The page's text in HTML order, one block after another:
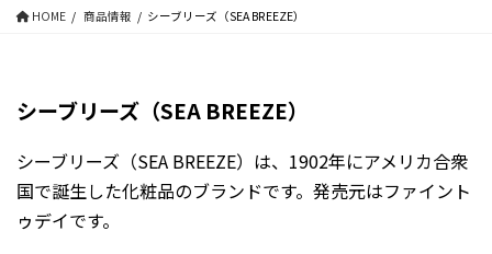
HOME 商品情報 シーブリーズ（SEA BREEZE）
シーブリーズ（SEA BREEZE）
シーブリーズ（SEA BREEZE）は、1902年にアメリカ合衆
国で誕生した化粧品のブランドです。発売元はファイント
ゥデイです。